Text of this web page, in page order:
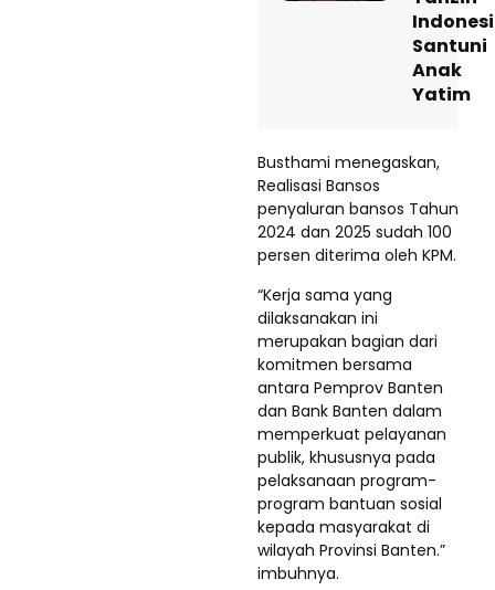
Santuni
Anak
Yatim
Busthami menegaskan,
Realisasi Bansos
penyaluran bansos Tahun
2024 dan 2025 sudah 100
persen diterima oleh KPM.
“Kerja sama yang
dilaksanakan ini
merupakan bagian dari
komitmen bersama
antara Pemprov Banten
dan Bank Banten dalam
memperkuat pelayanan
publik, khususnya pada
pelaksanaan program-
program bantuan sosial
kepada masyarakat di
wilayah Provinsi Banten.”
imbuhnya.